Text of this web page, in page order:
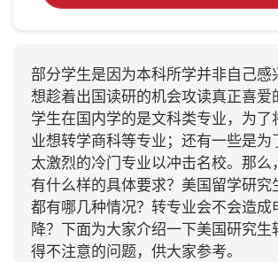
部分学生是因为本科所学并非自己感
想趁着出国读研的机会攻读真正喜爱
学生在国内学的是文科类专业，为了
业想转学商科等专业；还有一些是为
太激烈的冷门专业以冲击名校。那么
有什么样的具体要求？美国留学研究
都有哪几种情况？转专业会不会造成
降？下面为大家介绍一下美国研究生
得不注意的问题，供大家参考。